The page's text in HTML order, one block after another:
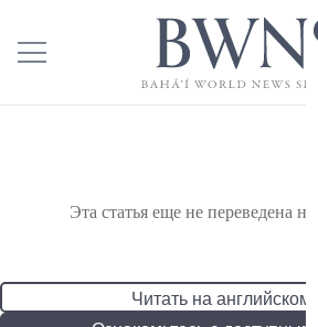
Эта статья еще не переведена на
Читать на английском